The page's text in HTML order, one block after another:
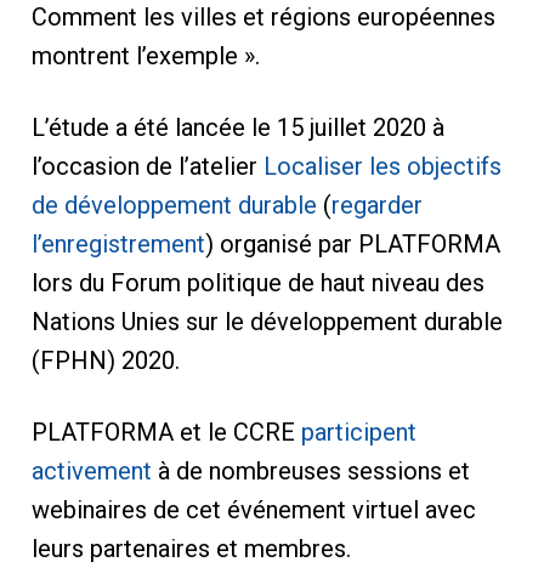
Comment les villes et régions européennes
montrent l’exemple ».
L’étude a été lancée le 15 juillet 2020 à
l’occasion de l’atelier Localiser les objectifs
de développement durable (regarder
l’enregistrement) organisé par PLATFORMA
lors du Forum politique de haut niveau des
Nations Unies sur le développement durable
(FPHN) 2020.
PLATFORMA et le CCRE participent
activement à de nombreuses sessions et
webinaires de cet événement virtuel avec
leurs partenaires et membres.